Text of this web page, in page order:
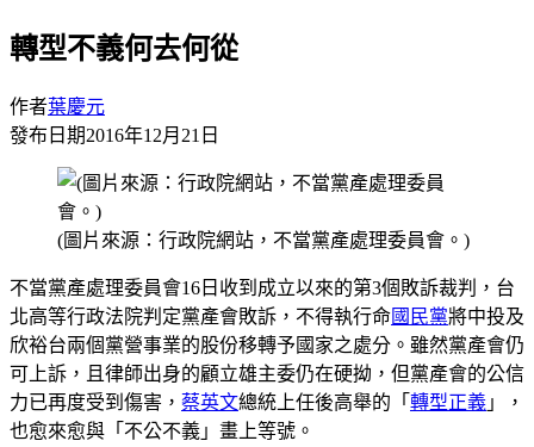
轉型不義何去何從
作者葉慶元
發布日期2016年12月21日
(圖片來源：行政院網站，不當黨產處理委員會。)
不當黨產處理委員會16日收到成立以來的第3個敗訴裁判，台
北高等行政法院判定黨產會敗訴，不得執行命國民黨將中投及
欣裕台兩個黨營事業的股份移轉予國家之處分。雖然黨產會仍
可上訴，且律師出身的顧立雄主委仍在硬拗，但黨產會的公信
力已再度受到傷害， 蔡英文總統上任後高舉的「 轉型正義 」，
也愈來愈與「不公不義」畫上等號。